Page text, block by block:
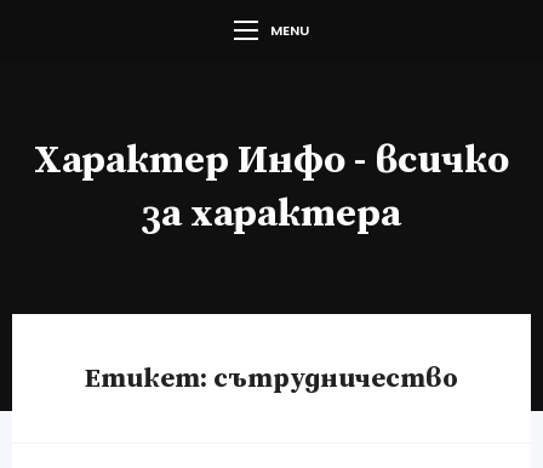
MENU
Характер Инфо - всичко
за характера
Етикет: сътрудничество